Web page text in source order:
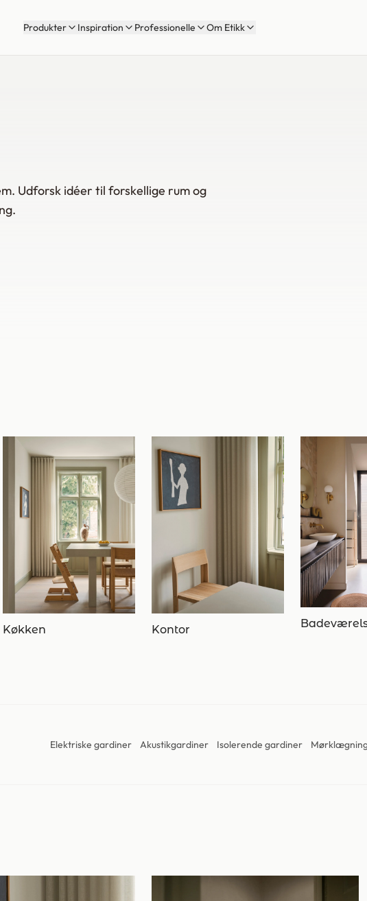
Produkter Inspiration Professionelle Om Etikk
Udforsk idéer til forskellige rum og
Køkken Kontor
Elektriske gardiner Akustikgardiner Isolerende gardiner